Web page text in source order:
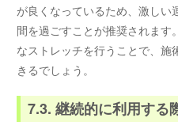
が良くなっているため、激し
間を過ごすことが推奨されま
なストレッチを行うことで、
きるでしょう。
7.3. 継続的に利用する